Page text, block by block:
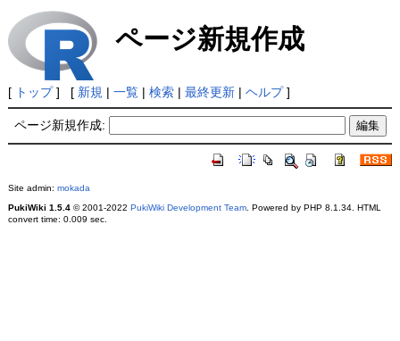
ページ新規作成
[ トップ] [ 新規 | 一覧| 検索| 最終更新| ヘルプ]
ページ新規作成:
Site admin: mokada
PukiWiki 1.5.4© 2001-2022 PukiWiki Development Team. Powered by PHP 8.1.34. HTML
convert time: 0.009 sec.